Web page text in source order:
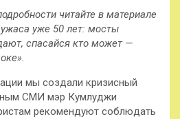
читайте в материале
уже 50 лет: мосты
спасайся кто может —
мы создали кризисный
СМИ мэр Кумлуджи
рекомендуют соблюдать